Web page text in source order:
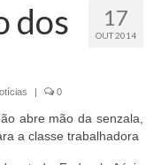
17
OUT 2014
dos
| 0
abre mão da senzala,
a classe trabalhadora